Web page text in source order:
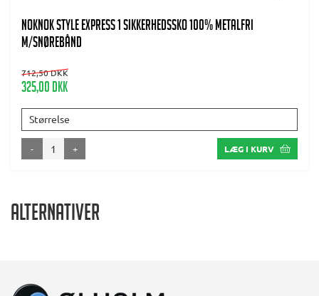
NOKNOK Style Express 1 Sikkerhedssko 100% metalfri
m/snørebånd
712,50 DKK
325,00 DKK
Størrelse
- + LÆG I KURV
Alternativer